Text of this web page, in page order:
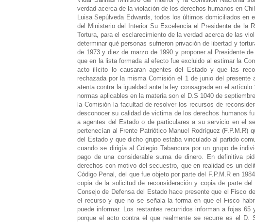
verdad acerca de la violación de los derechos humanos en
Luisa Sepúlveda Edwards, todos los últimos domiciliados en
del Ministerio del Interior Su Excelencia el Presidente de la
Tortura, para el esclarecimiento de la verdad acerca de las
determinar qué personas sufrieron privación de libertad y
de 1973 y diez de marzo de 1990 y proponer al Presidente
que en la lista formada al efecto fue excluido al estimar la
acto ilícito lo causaran agentes del Estado y que las
rechazada por la misma Comisión el 1 de junio del
atenta contra la igualdad ante la ley consagrada en el
normas aplicables en la materia son el D.S 1040 de
la Comisión la facultad de resolver los recursos de
desconocer su calidad de victima de los derechos humanos
a agentes del Estado o de particulares a su servicio en el
pertenecían al Frente Patriótico Manuel Rodríguez (F.P.M.R)
del Estado y que dicho grupo estaba vinculado al partido
cuando se dirigía al Colegio Tabancura por un grupo de
pago de una considerable suma de dinero. En definitiva
derechos con motivo del secuestro, que en realidad es un
Código Penal, del que fue objeto por parte del F.P.M.R en
copia de la solicitud de reconsideración y copia de parte
Consejo de Defensa del Estado hace presente que el Fisco
el recurso y que no se señala la forma en que el Fisco
puede informar. Los restantes recurridos informan a fojas
porque el acto contra el que realmente se recurre es el D.